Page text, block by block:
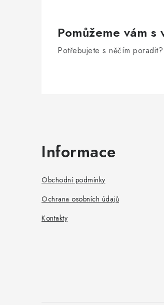
Pomůžeme vám s
Potřebujete s něčím
Informace
Obchodní podmínky
Ochrana osobních údajů
Kontakty